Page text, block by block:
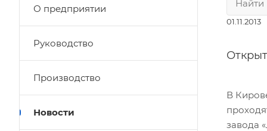
01.11.2013
В
завода
О предприятии
Руководство
Производство
Новости